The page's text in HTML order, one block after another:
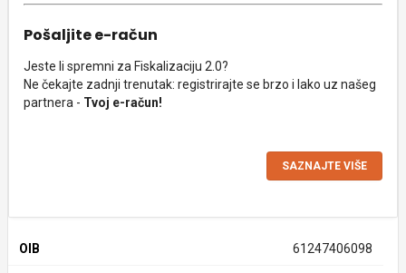
Pošaljite e-račun
Jeste li spremni za Fiskalizaciju 2.0?
Ne čekajte zadnji trenutak: registrirajte se brzo i lako uz našeg
partnera - Tvoj e-račun!
SAZNAJTE VIŠE
OIB 61247406098